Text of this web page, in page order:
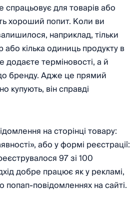
для товарів або
хороший попит. Коли ви
наприклад, тільки
або кілька одиниць продукту в
додаєте терміновості, а й
бренду. Адже це прямий
купують, він справді
на сторінці товару:
або у формі реєстрації:
97 зі 100
добре працює як у рекламі,
попап-повідомленнях на сайті.